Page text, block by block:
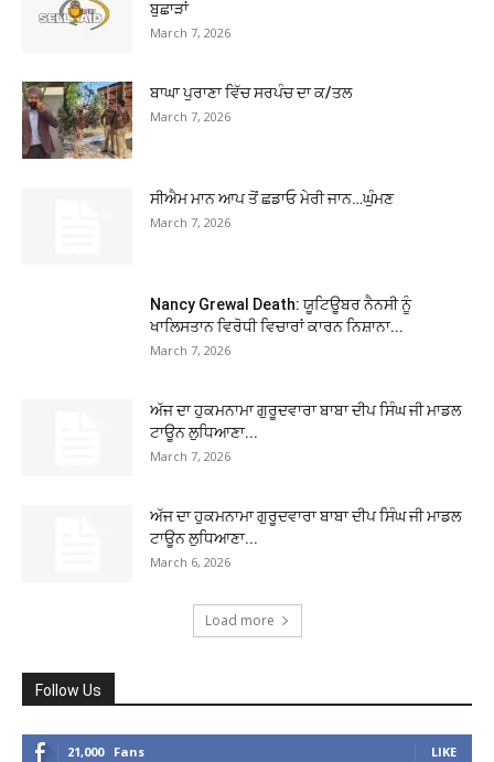
ਬੁਛਾੜਾਂ
March 7, 2026
ਬਾਘਾ ਪੁਰਾਣਾ ਵਿੱਚ ਸਰਪੰਚ ਦਾ ਕ/ਤਲ
March 7, 2026
ਸੀਐਮ ਮਾਨ ਆਪ ਤੋਂ ਛਡਾਓ ਮੇਰੀ ਜਾਨ…ਘੁੰਮਣ
March 7, 2026
Nancy Grewal Death: ਯੂਟਿਊਬਰ ਨੈਨਸੀ ਨੂੰ
ਖਾਲਿਸਤਾਨ ਵਿਰੋਧੀ ਵਿਚਾਰਾਂ ਕਾਰਨ ਨਿਸ਼ਾਨਾ...
March 7, 2026
ਅੱਜ ਦਾ ਹੁਕਮਨਾਮਾ ਗੁਰੂਦਵਾਰਾ ਬਾਬਾ ਦੀਪ ਸਿੰਘ ਜੀ ਮਾਡਲ
ਟਾਊਨ ਲੁਧਿਆਣਾ...
March 7, 2026
ਅੱਜ ਦਾ ਹੁਕਮਨਾਮਾ ਗੁਰੂਦਵਾਰਾ ਬਾਬਾ ਦੀਪ ਸਿੰਘ ਜੀ ਮਾਡਲ
ਟਾਊਨ ਲੁਧਿਆਣਾ...
March 6, 2026
Load more
Follow Us
21,000 Fans LIKE